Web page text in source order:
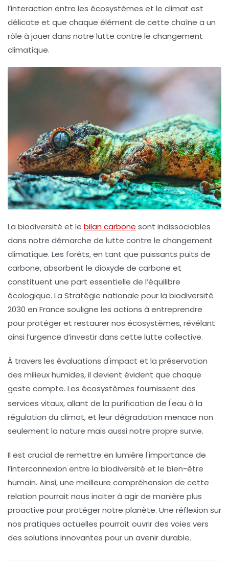
l’interaction entre les écosystèmes et le climat est
délicate et que chaque élément de cette chaîne a un
rôle à jouer dans notre lutte contre le changement
climatique.
La biodiversité et le bilan carbone sont indissociables
dans notre démarche de lutte contre le changement
climatique. Les forêts, en tant que puissants puits de
carbone, absorbent le dioxyde de carbone et
constituent une part essentielle de l’équilibre
écologique. La Stratégie nationale pour la biodiversité
2030 en France souligne les actions à entreprendre
pour protéger et restaurer nos écosystèmes, révélant
ainsi l’urgence d’investir dans cette lutte collective.
À travers les évaluations d‘impact et la préservation
des milieux humides, il devient évident que chaque
geste compte. Les écosystèmes fournissent des
services vitaux, allant de la purification de l‘eau à la
régulation du climat, et leur dégradation menace non
seulement la nature mais aussi notre propre survie.
Il est crucial de remettre en lumière l‘importance de
l’interconnexion entre la biodiversité et le bien-être
humain. Ainsi, une meilleure compréhension de cette
relation pourrait nous inciter à agir de manière plus
proactive pour protéger notre planète. Une réflexion sur
nos pratiques actuelles pourrait ouvrir des voies vers
des solutions innovantes pour un avenir durable.